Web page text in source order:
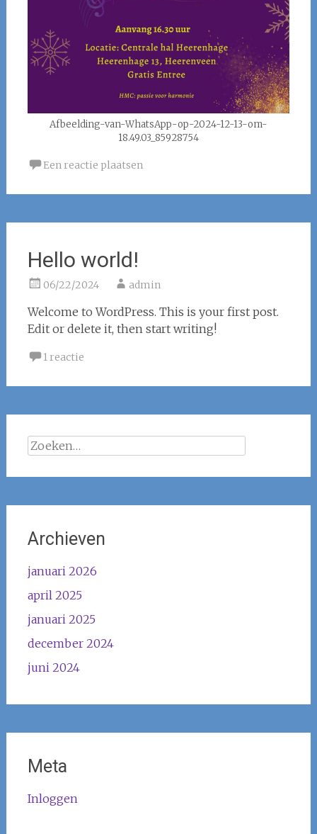
Afbeelding-van-WhatsApp-op-2024-12-13-om-
18.49.03_85928754
Een reactie plaatsen
Hello world!
06/22/2024 admin
Welcome to WordPress. This is your first post.
Edit or delete it, then start writing!
1 reactie
Zoeken
Archieven
januari 2026
april 2025
januari 2025
december 2024
juni 2024
Meta
Inloggen